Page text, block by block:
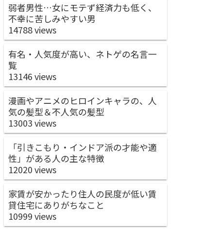
弱者男性…女にモテず経済力も低く、
不幸に苦しみやすい男
14788 views
有名・人気度が高い、ネトゲの名言一
覧
13146 views
漫画やアニメのヒロインキャラの、人
気の髪型＆不人気の髪型
13003 views
「引きこもり・インドア派の才能や適
性」がある人の主な特徴
12020 views
家賃が安かったり住人の民度が低い賃
貸住宅にありがちなこと
10999 views